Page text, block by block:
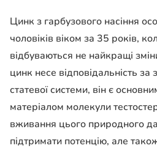
Цинк з гарбузового насіння
чоловіків віком за 35 років,
відбуваються не найкращі
цинк несе відповідальність за
статевої системи, він є
матеріалом молекули
вживання цього природного
підтримати потенцію, але